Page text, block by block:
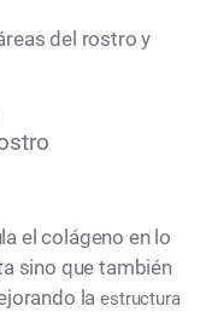
del rostro y
el colágeno en lo
sino que también
laestructura